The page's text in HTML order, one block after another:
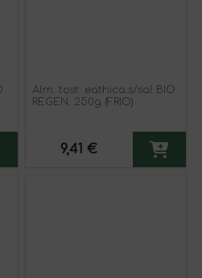
Alm. tost. eathica.s/sal BIO
REGEN. 250g (FRIO)
9,41 €